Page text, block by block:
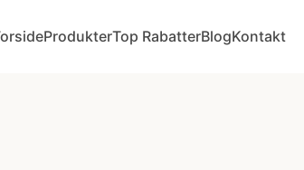
ProdukterTop RabatterBlogKontakt